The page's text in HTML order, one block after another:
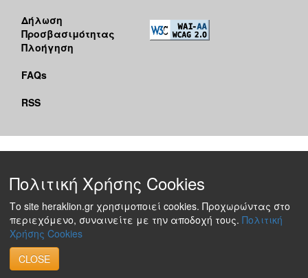
Δήλωση
Προσβασιμότητας
Πλοήγηση
FAQs
RSS
Πολιτική Χρήσης Cookies
Το site heraklion.gr χρησιμοποιεί cookies. Προχωρώντας στο
περιεχόμενο, συναινείτε με την αποδοχή τους. Πολιτική
Χρήσης Cookies
CLOSE